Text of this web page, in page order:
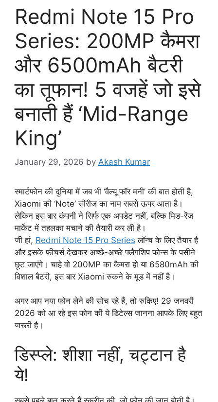
Redmi Note 15 Pro
Series: 200MP कैमरा
और 6500mAh बैटरी
का तूफान! 5 वजहें जो इसे
बनाती हैं ‘Mid-Range
King’
January 29, 2026 by Akash Kumar
स्मार्टफोन की दुनिया में जब भी ‘वैल्यू फॉर मनी’ की बात होती है,
Xiaomi की ‘Note’ सीरीज का नाम सबसे ऊपर आता है।
लेकिन इस बार कंपनी ने सिर्फ एक अपडेट नहीं, बल्कि मिड-रेंज
मार्केट में तहलका मचाने की तैयारी कर ली है।
जी हां, Redmi Note 15 Pro Series लॉन्च के लिए तैयार है
और इसके फीचर्स देखकर अच्छे-अच्छे फ्लैगशिप फोन्स के पसीने
छूट जाएंगे। चाहे वो 200MP का कैमरा हो या 6580mAh की
विशाल बैटरी, इस बार Xiaomi रुकने के मूड में नहीं है।
अगर आप नया फोन लेने की सोच रहे हैं, तो रुकिए! 29 जनवरी
2026 को आ रहे इस फोन की ये डिटेल्स जानना आपके लिए बहुत
जरूरी है।
डिस्प्ले: शीशा नहीं, चट्टान है
ये!